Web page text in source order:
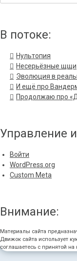
В потоке:
Нультопия
Несерьёзные щщи
Эволюция в
И ещё про
Продолжаю про
Управление
Войти
WordPress.org
Custom Meta
Внимание:
Материалы сайта
Движок сайта использует
соглашаетесь с принятой на